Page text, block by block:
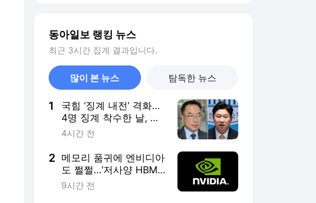
동아일보 랭킹 뉴스
최근 3시간 집계 결과입니다.
많이 본 뉴스 탐독한 뉴스
1
국힘 ‘징계 내전’ 격화…
4명 징계 착수한 날, 윤
리위원 2명 사퇴
4시간 전
2 메모리 품귀에 엔비디아
도 쩔쩔…‘저사양 HBM’
활용 검토
9시간 전